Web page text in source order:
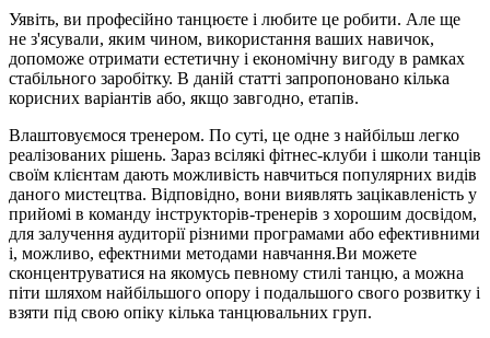
Уявіть, ви професійно танцюєте і любите це робити. Але ще
не з'ясували, яким чином, використання ваших навичок,
допоможе отримати естетичну і економічну вигоду в рамках
стабільного заробітку. В даній статті запропоновано кілька
корисних варіантів або, якщо завгодно, етапів.
Влаштовуємося тренером. По суті, це одне з найбільш легко
реалізованих рішень. Зараз всілякі фітнес-клуби і школи танців
своїм клієнтам дають можливість навчиться популярних видів
даного мистецтва. Відповідно, вони виявлять зацікавленість у
прийомі в команду інструкторів-тренерів з хорошим досвідом,
для залучення аудиторії різними програмами або ефективними
і, можливо, ефектними методами навчання.Ви можете
сконцентруватися на якомусь певному стилі танцю, а можна
піти шляхом найбільшого опору і подальшого свого розвитку і
взяти під свою опіку кілька танцювальних груп.